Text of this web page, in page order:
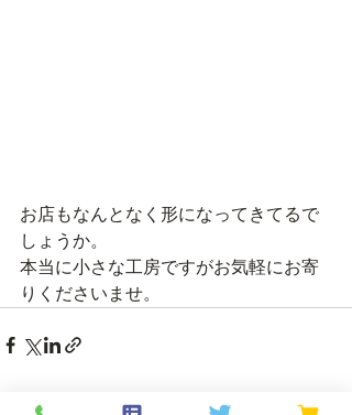
お店もなんとなく形になってきてるで
しょうか。
本当に小さな工房ですがお気軽にお寄
りくださいませ。